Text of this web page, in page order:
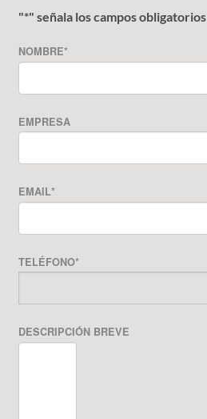
"*" señala los campos obligatorios
NOMBRE*
EMPRESA
EMAIL*
TELÉFONO*
DESCRIPCIÓN BREVE